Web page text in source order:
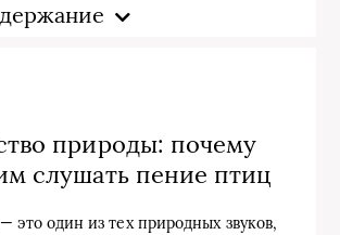
природы: почему
слушать пение птиц
это один из тех природных звуков,